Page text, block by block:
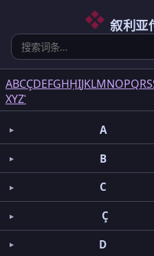
叙利亚
ABCÇDEFGHḤIJKLMNOPQRS
XYZʿ
A
B
C
Ç
D